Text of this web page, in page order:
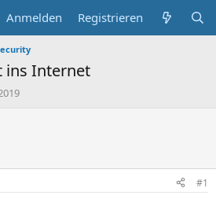
Anmelden Registrieren
ins Internet
#1